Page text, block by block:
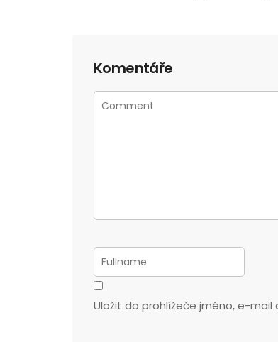
Komentáře
Uložit do prohlížeče jméno, e-